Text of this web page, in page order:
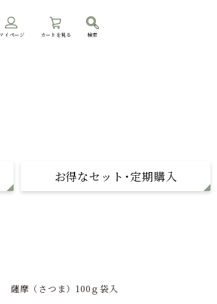
イページ カートを見る 検索
お得なセット･定期購入
薩摩（さつま）100ｇ袋入